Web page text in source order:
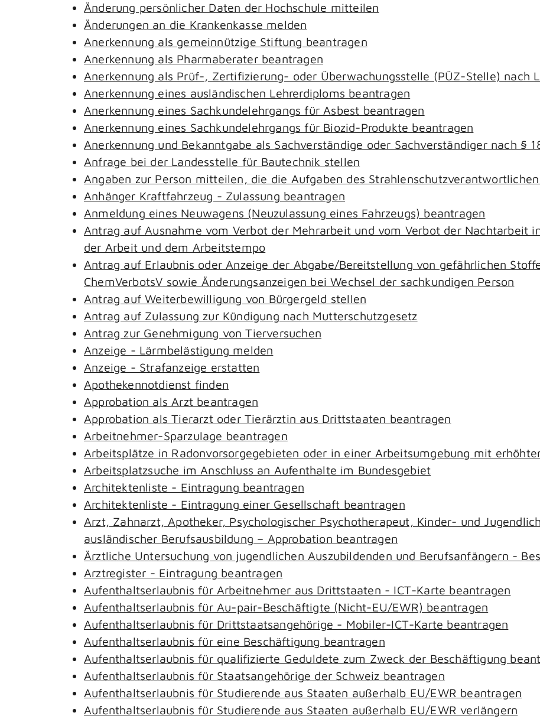
Änderung persönlicher Daten der Hochschule mitteilen
Änderungen an die Krankenkasse melden
Anerkennung als gemeinnützige Stiftung beantragen
Anerkennung als Pharmaberater beantragen
Anerkennung als Prüf-, Zertifizierung- oder Überwachungsstelle (PÜZ-Stelle) nach
Anerkennung eines ausländischen Lehrerdiploms beantragen
Anerkennung eines Sachkundelehrgangs für Asbest beantragen
Anerkennung eines Sachkundelehrgangs für Biozid-Produkte beantragen
Anerkennung und Bekanntgabe als Sachverständige oder Sachverständiger nach §
Anfrage bei der Landesstelle für Bautechnik stellen
Angaben zur Person mitteilen, die die Aufgaben des
Anhänger Kraftfahrzeug - Zulassung beantragen
Anmeldung eines Neuwagens (Neuzulassung eines Fahrzeugs) beantragen
Antrag auf Ausnahme vom Verbot der Mehrarbeit und vom Verbot der Nachtarbeit
der Arbeit und dem Arbeitstempo
Antrag auf Erlaubnis oder Anzeige der Abgabe/Bereitstellung von gefährlichen
ChemVerbotsV sowie Änderungsanzeigen bei Wechsel der sachkundigen Person
Antrag auf Weiterbewilligung von Bürgergeld stellen
Antrag auf Zulassung zur Kündigung nach Mutterschutzgesetz
Antrag zur Genehmigung von Tierversuchen
Anzeige - Lärmbelästigung melden
Anzeige - Strafanzeige erstatten
Apothekennotdienst finden
Approbation als Arzt beantragen
Approbation als Tierarzt oder Tierärztin aus Drittstaaten beantragen
Arbeitnehmer-Sparzulage beantragen
Arbeitsplätze in Radonvorsorgegebieten oder in einer Arbeitsumgebung mit
Arbeitsplatzsuche im Anschluss an Aufenthalte im Bundesgebiet
Architektenliste - Eintragung beantragen
Architektenliste - Eintragung einer Gesellschaft beantragen
Arzt, Zahnarzt, Apotheker, Psychologischer Psychotherapeut, Kinder- und
ausländischer Berufsausbildung – Approbation beantragen
Ärztliche Untersuchung von jugendlichen Auszubildenden und Berufsanfängern -
Arztregister - Eintragung beantragen
Aufenthaltserlaubnis für Arbeitnehmer aus Drittstaaten - ICT-Karte beantragen
Aufenthaltserlaubnis für Au-pair-Beschäftigte (Nicht-EU/EWR) beantragen
Aufenthaltserlaubnis für Drittstaatsangehörige - Mobiler-ICT-Karte beantragen
Aufenthaltserlaubnis für eine Beschäftigung beantragen
Aufenthaltserlaubnis für qualifizierte Geduldete zum Zweck der Beschäftigung
Aufenthaltserlaubnis für Staatsangehörige der Schweiz beantragen
Aufenthaltserlaubnis für Studierende aus Staaten außerhalb EU/EWR beantragen
Aufenthaltserlaubnis für Studierende aus Staaten außerhalb EU/EWR verlängern